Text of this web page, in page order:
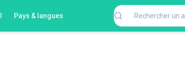
Pays & langues